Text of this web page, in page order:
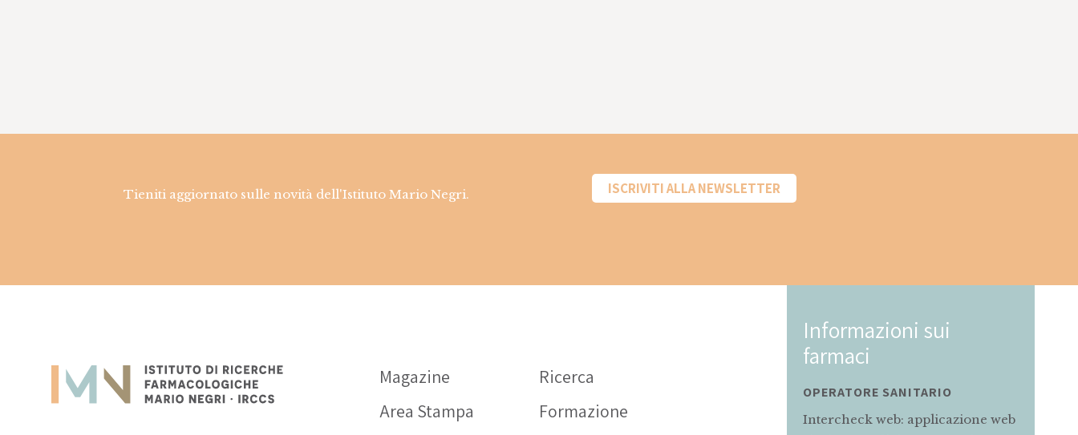
Tieniti aggiornato sulle novità dell'Istituto Mario Negri. ISCRIVITI ALLA NEWSLETTER
Magazine
Ricerca
Area Stampa
FormazioneIntercheck web: applicazione web
Informazioni sui
farmaci
MAMMA E BAMBINO
Servizio di informazioni rivolto